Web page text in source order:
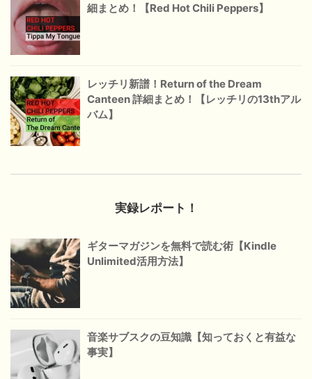
細まとめ！【Red Hot Chili Peppers】
レッチリ新譜！Return of the Dream
Canteen 詳細まとめ！【レッチリの13thアル
バム】
実録レポート！
ギターマガジンを無料で読む術【Kindle
Unlimited活用方法】
音楽サブスクの豆知識【知っておくと有益な
事実】